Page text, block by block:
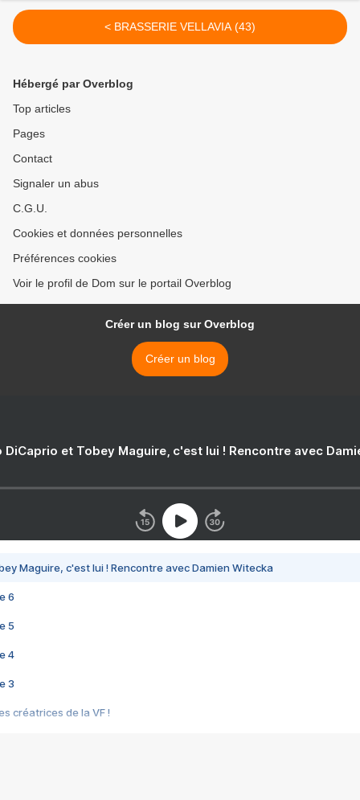
< BRASSERIE VELLAVIA (43)
Hébergé par Overblog
Top articles
Pages
Contact
Signaler un abus
C.G.U.
Cookies et données personnelles
Préférences cookies
Voir le profil de Dom sur le portail Overblog
Créer un blog sur Overblog
Créer un blog
DiCaprio et Tobey Maguire, c'est lui ! Rencontre avec
Maguire, c'est lui ! Rencontre avec Damien Witecka
6
5
4
3
créatrices de la VF !